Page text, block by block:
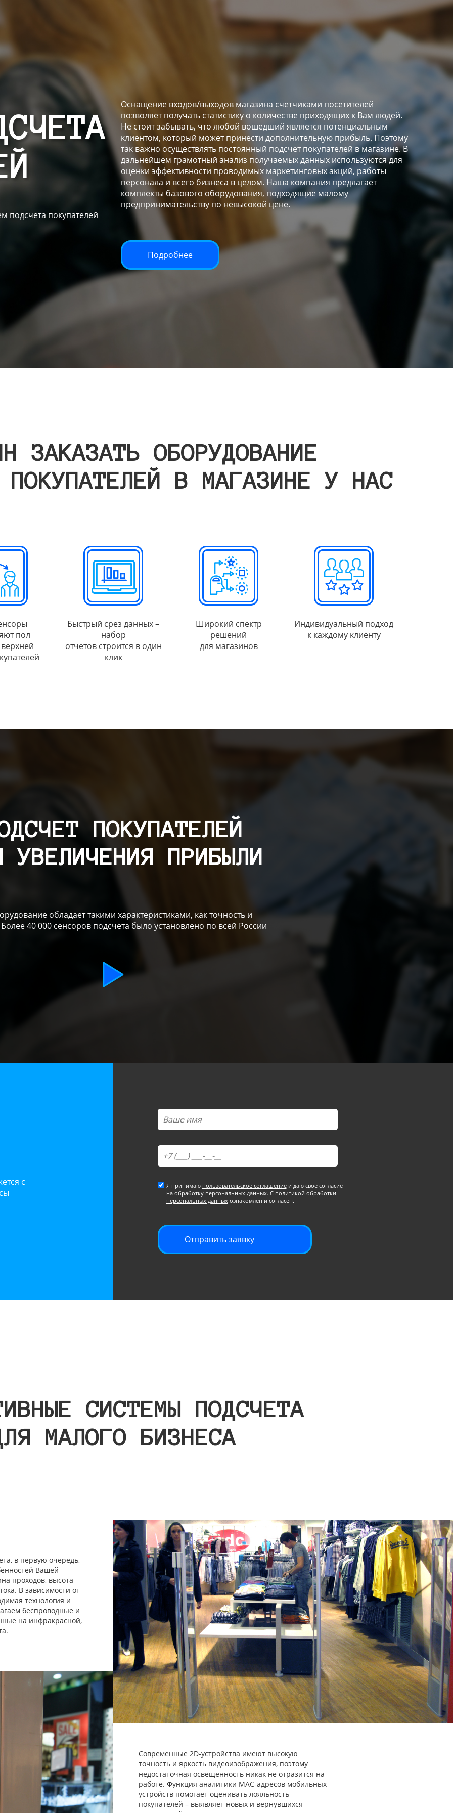
подсчета покупателей
Оснащение входов/выходов магазина счетчиками посетителей
позволяет получать статистику о количестве приходящих к Вам людей.
Не стоит забывать, что любой вошедший является потенциальным
клиентом, который может принести дополнительную прибыль. Поэтому
так важно осуществлять постоянный подсчет покупателей в магазине. В
дальнейшем грамотный анализ получаемых данных используются для
оценки эффективности проводимых маркетинговых акций, работы
персонала и всего бизнеса в целом. Наша компания предлагает
комплекты базового оборудования, подходящие малому
предпринимательству по невысокой цене.
Подробнее
ЗАКАЗАТЬ ОБОРУДОВАНИЕ
ПОКУПАТЕЛЕЙ В МАГАЗИНЕ У НАС
пол
Быстрый срез данных –
набор
отчетов строится в один
клик
Широкий спектр
решений
для магазинов
Индивидуальный подход
к каждому клиенту
ПОКУПАТЕЛЕЙ
УВЕЛИЧЕНИЯ ПРИБЫЛИ
обладает такими характеристиками, как точность и
40 000 сенсоров подсчета было установлено по всей России
с
Я принимаю пользовательское соглашениеи даю своё согласие
на обработку персональных данных. С политикой обработки
персональных данныхознакомлен и согласен.
СИСТЕМЫ ПОДСЧЕТА
МАЛОГО БИЗНЕСА
в первую очередь,
Вашей
проходов, высота
В зависимости от
технология и
беспроводные и
на инфракрасной,
Современные 2D-устройства имеют высокую
точность и яркость видеоизображения, поэтому
недостаточная освещенность никак не отразится на
работе. Функция аналитики MAC-адресов мобильных
устройств помогает оценивать лояльность
покупателей – выявляет новых и вернувшихся